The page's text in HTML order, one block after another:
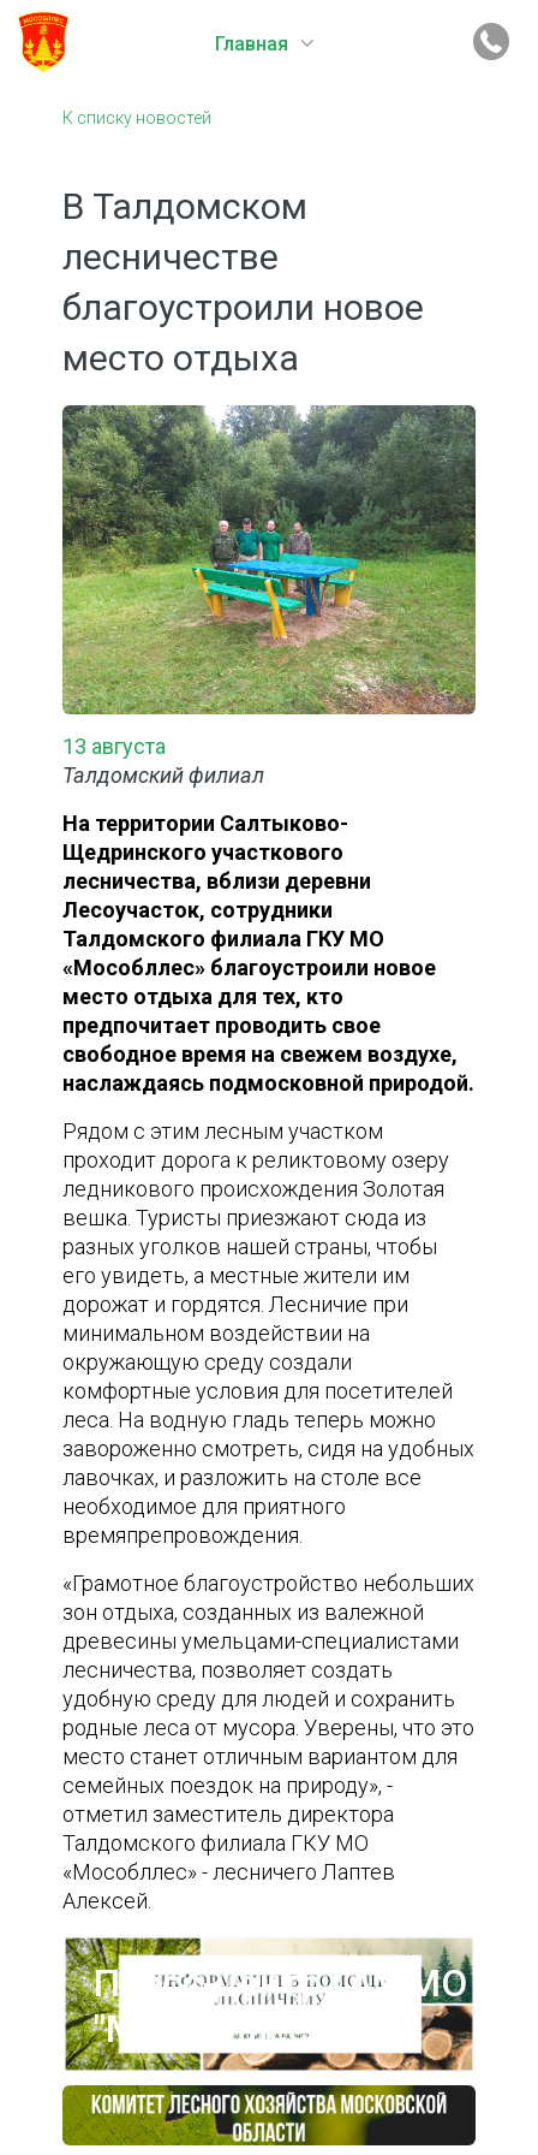
Главная
К списку новостей
В Талдомском
лесничестве
благоустроили новое
место отдыха
13 августа
Талдомский филиал
На территории Салтыково-
Щедринского участкового
лесничества, вблизи деревни
Лесоучасток, сотрудники
Талдомского филиала ГКУ МО
«Мособллес» благоустроили новое
место отдыха для тех, кто
предпочитает проводить свое
свободное время на свежем воздухе,
наслаждаясь подмосковной природой.
Рядом с этим лесным участком
проходит дорога к реликтовому озеру
ледникового происхождения Золотая
вешка. Туристы приезжают сюда из
разных уголков нашей страны, чтобы
его увидеть, а местные жители им
дорожат и гордятся. Лесничие при
минимальном воздействии на
окружающую среду создали
комфортные условия для посетителей
леса. На водную гладь теперь можно
завороженно смотреть, сидя на удобных
лавочках, и разложить на столе все
необходимое для приятного
времяпрепровождения.
«Грамотное благоустройство небольших
зон отдыха, созданных из валежной
древесины умельцами-специалистами
лесничества, позволяет создать
удобную среду для людей и сохранить
родные леса от мусора. Уверены, что это
место станет отличным вариантом для
семейных поездок на природу», -
отметил заместитель директора
Талдомского филиала ГКУ МО
«Мособллес» - лесничего Лаптев
Алексей.
Пресс-центр ГАУ МО
"Мособллес"